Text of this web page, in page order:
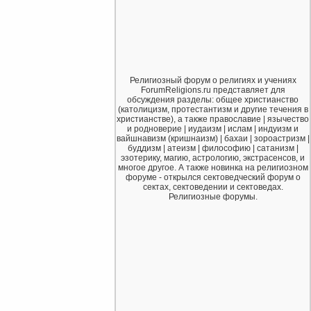
Религиозный форум о религиях и учениях
ForumReligions.ru представляет для
обсуждения разделы: общее христианство
(католицизм, протестантизм и другие течения в
христианстве), а также православие | язычество
и родноверие | иудаизм | ислам | индуизм и
вайшнавизм (кришнаизм) | бахаи | зороастризм |
буддизм | атеизм | философию | сатанизм |
эзотерику, магию, астрологию, экстрасенсов, и
многое другое. А также новинка на религиозном
форуме - открылся сектоведческий форум о
сектах, сектоведении и сектоведах.
Религиозные форумы.